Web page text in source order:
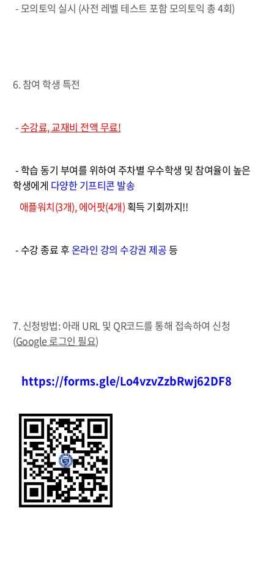
- 모의토익 실시 (사전 레벨 테스트 포함 모의토익 총 4회)
6. 참여 학생 특전
-수강료, 교재비 전액 무료!
- 학습 동기 부여를 위하여 주차별 우수학생 및 참여율이 높은
학생에게 다양한 기프티콘 발송
애플워치(3개), 에어팟(4개) 획득 기회까지!!
- 수강 종료 후온라인 강의 수강권 제공등
7. 신청방법: 아래 URL 및 QR코드를 통해 접속하여 신청
(Google 로그인 필요)
https://forms.gle/Lo4vzvZzbRwj62DF8